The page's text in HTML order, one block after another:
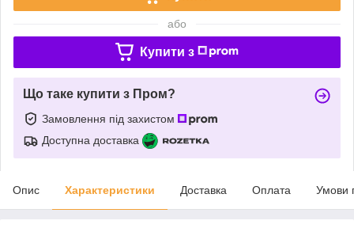
або
Купити з
Що таке купити з Пром?
Замовлення під захистом
Доступна доставка
Опис Характеристики Доставка Оплата Умови